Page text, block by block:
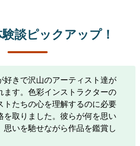
談ピックアップ！
好きで沢山のアーティスト達が
ます。色彩インストラクターの
トたちの心を理解するのに必要
を取りました。彼らが何を思い
思いを馳せながら作品を鑑賞し